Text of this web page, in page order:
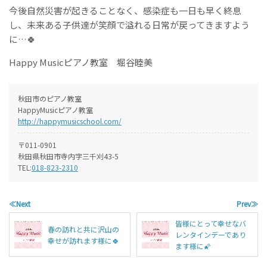
今後自然災害が起きることなく、感染症も一日も早く終息
し、未来ある子供達が笑顔で溢れる日常が戻ってきますよう
に…🍀
Happy Musicピアノ教室 堀谷睦美
秋田市のピアノ教室
HappyMusicピアノ教室
http://happymusicschool.com/
〒011-0901
秋田県秋田市寺内字三千刈43-5
TEL:018-823-2310
≪Next
春の訪れと共に沢山の
幸せが訪れます様に🍀
Prev≫
皆様にとって幸せなバ
レンタインデーであり
ます様に🌠